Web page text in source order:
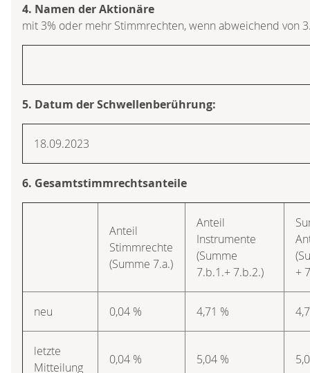
4. Namen der Aktionäre
mit 3% oder mehr Stimmrechten, wenn abweichend von
5. Datum der Schwellenberührung:
18.09.2023
6. Gesamtstimmrechtsanteile
Anteil
Stimmrechte
(Summe 7.a.)
Anteil
Instrumente
(Summe
7.b.1.+ 7.b.2.)
+
neu 0,04 % 4,71 %
letzte
Mitteilung
0,04 % 5,04 %